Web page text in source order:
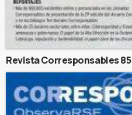
Revista Corresponsables 85